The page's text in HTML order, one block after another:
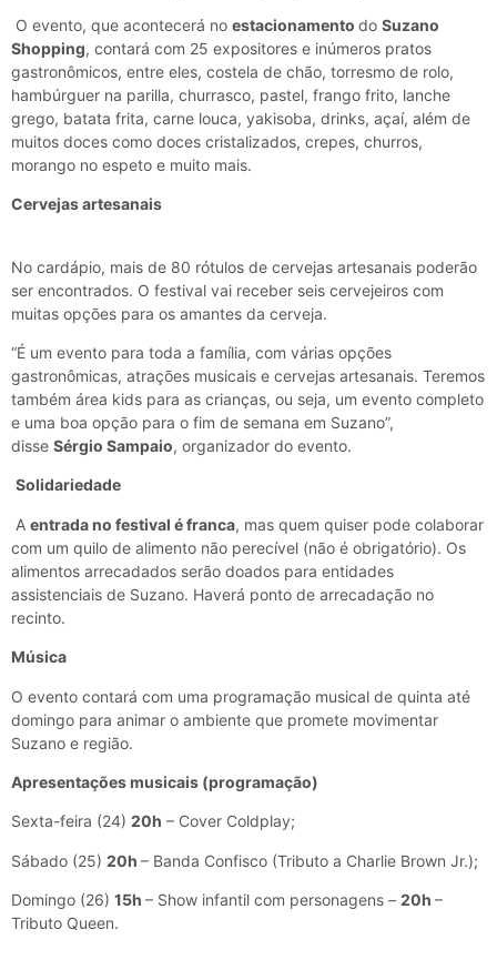
O evento, que acontecerá no estacionamento do Suzano
Shopping, contará com 25 expositores e inúmeros pratos
gastronômicos, entre eles, costela de chão, torresmo de rolo,
hambúrguer na parilla, churrasco, pastel, frango frito, lanche
grego, batata frita, carne louca, yakisoba, drinks, açaí, além de
muitos doces como doces cristalizados, crepes, churros,
morango no espeto e muito mais.
Cervejas artesanais
No cardápio, mais de 80 rótulos de cervejas artesanais poderão
ser encontrados. O festival vai receber seis cervejeiros com
muitas opções para os amantes da cerveja.
“É um evento para toda a família, com várias opções
gastronômicas, atrações musicais e cervejas artesanais. Teremos
também área kids para as crianças, ou seja, um evento completo
e uma boa opção para o fim de semana em Suzano”,
disse Sérgio Sampaio, organizador do evento.
Solidariedade
A entrada no festival é franca, mas quem quiser pode colaborar
com um quilo de alimento não perecível (não é obrigatório). Os
alimentos arrecadados serão doados para entidades
assistenciais de Suzano. Haverá ponto de arrecadação no
recinto.
Música
O evento contará com uma programação musical de quinta até
domingo para animar o ambiente que promete movimentar
Suzano e região.
Apresentações musicais (programação)
Sexta-feira (24) 20h – Cover Coldplay;
Sábado (25) 20h – Banda Confisco (Tributo a Charlie Brown Jr.);
Domingo (26) 15h – Show infantil com personagens – 20h –
Tributo Queen.